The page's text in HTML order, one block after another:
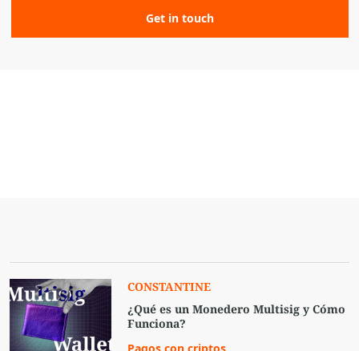
CONSTANTINE
¿Qué es un Monedero Multisig y Cómo
Funciona?